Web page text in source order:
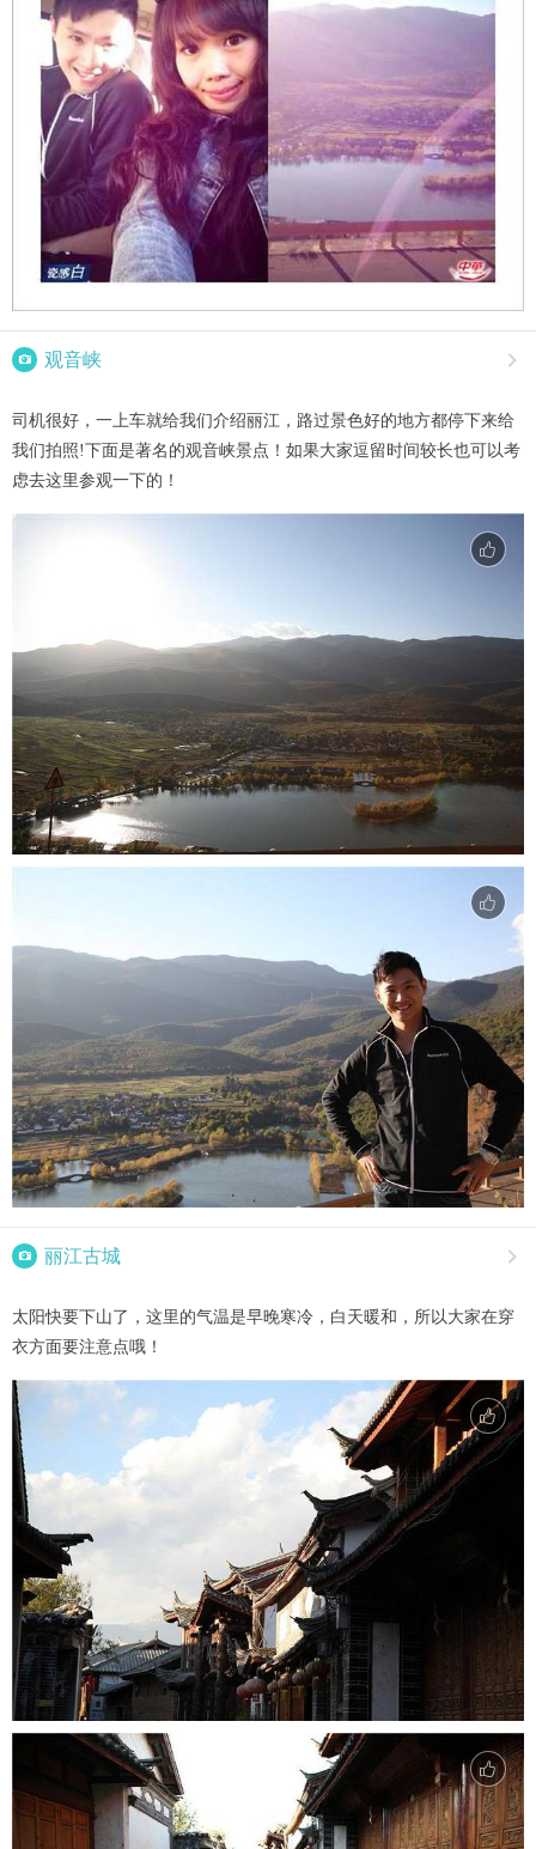
 观音峡 
司机很好，一上车就给我们介绍丽江，路过景色好的地方都停下来给
我们拍照!下面是著名的观音峡景点！如果大家逗留时间较长也可以考
虑去这里参观一下的！
 丽江古城 
太阳快要下山了，这里的气温是早晚寒冷，白天暖和，所以大家在穿
衣方面要注意点哦！